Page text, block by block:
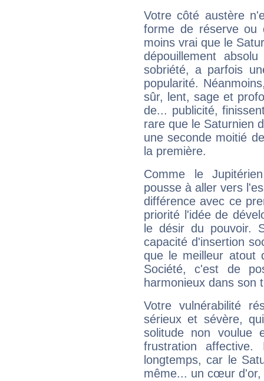
Votre côté austère
forme de réserve
moins vrai que le
dépouillement
sobriété, a parfois
popularité.
sûr, lent, sage et
de... publicité,
rare que le Saturnien
une seconde moitié
la première.
Comme le
pousse à aller vers
différence avec ce
priorité l'idée de
le désir du pouvoir.
capacité d'insertion
que le meilleur atout
Société, c'est de
harmonieux dans son
Votre vulnérabilité
sérieux et sévère,
solitude non voulue
frustration
longtemps, car le
même... un cœur d'or,